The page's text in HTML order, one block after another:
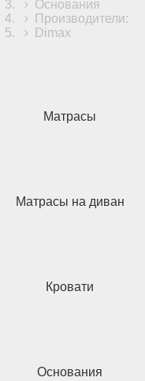
Основания
Производители:
Dimax
Матрасы
Матрасы на диван
Кровати
Основания